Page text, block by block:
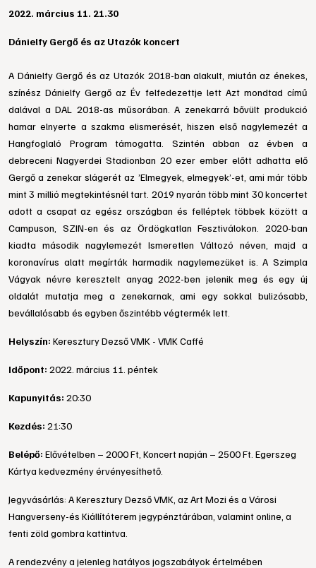
2022. március 11. 21.30
Dánielfy Gergő és az Utazók koncert
A Dánielfy Gergő és az Utazók 2018-ban alakult, miután az énekes,
színész Dánielfy Gergő az Év felfedezettje lett Azt mondtad című
dalával a DAL 2018-as műsorában. A zenekarrá bővült produkció
hamar elnyerte a szakma elismerését, hiszen első nagylemezét a
Hangfoglaló Program támogatta. Szintén abban az évben a
debreceni Nagyerdei Stadionban 20 ezer ember előtt adhatta elő
Gergő a zenekar slágerét az ’Elmegyek, elmegyek’-et, ami már több
mint 3 millió megtekintésnél tart. 2019 nyarán több mint 30 koncertet
adott a csapat az egész országban és felléptek többek között a
Campuson, SZIN-en és az Ördögkatlan Fesztiválokon. 2020-ban
kiadta második nagylemezét Ismeretlen Változó néven, majd a
koronavírus alatt megírták harmadik nagylemezüket is. A Szimpla
Vágyak névre keresztelt anyag 2022-ben jelenik meg és egy új
oldalát mutatja meg a zenekarnak, ami egy sokkal bulizósabb,
bevállalósabb és egyben őszintébb végtermék lett.
Helyszín: Keresztury Dezső VMK - VMK Caffé
Időpont: 2022. március 11. péntek
Kapunyitás: 20:30
Kezdés: 21:30
Belépő: Elővételben – 2000 Ft, Koncert napján – 2500 Ft. Egerszeg
Kártya kedvezmény érvényesíthető.
Jegyvásárlás: A Keresztury Dezső VMK, az Art Mozi és a Városi
Hangverseny-és Kiállítóterem jegypénztárában, valamint online, a
fenti zöld gombra kattintva.
A rendezvény a jelenleg hatályos jogszabályok értelmében